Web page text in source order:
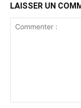
LAISSER UN